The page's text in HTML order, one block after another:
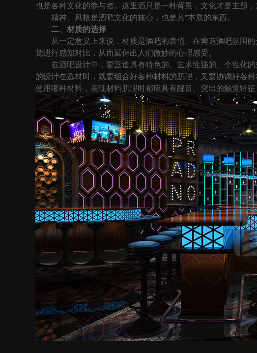
也是各种文化的参与者。这里酒只是一种背景，文化才是主题
精神、风格是酒吧文化的核心，也是其*本质的东西。
二、材质的选择
从一定意义上来说，材质是酒吧的表情。在营造酒吧氛围的
觉进行感知对比，从而延伸出人们微妙的心理感受。
在酒吧设计中，要营造具有特色的、艺术性强的、个性化的
的设计在选材时，既要组合好各种材料的肌理，又要协调好各
使用哪种材料，表现材料肌理时都应具有醒目、突出的触觉特征